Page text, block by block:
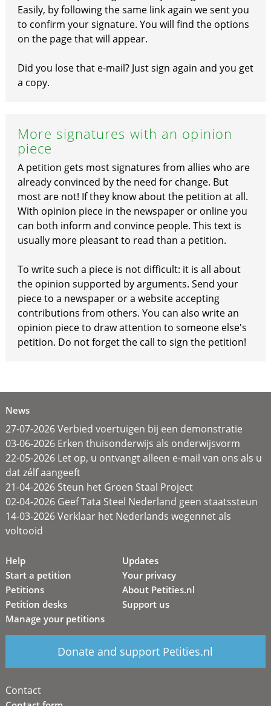
Easily, by following the same link again we sent you
to confirm your signature. You will find the options
on the page that will appear.
Did you lose that e-mail? Just sign again and you get
a copy.
More signatures with an opinion
piece
A petition gets most signatures from allies who are
already convinced by the need for change. But
most are not! If they know about the petition at all.
With opinion piece in the newspaper or online you
can both inform and convince people. This text is
usually more pleasant to read than a petition.
To write such a piece is not difficult: it is all about
the opinion supported by arguments. Send your
piece to a newspaper or a website accepting
contributions from others. You can also write an
opinion piece to draw attention to someone else's
petition. Do not forget the call to sign the petition!
News
27-07-2026 Verbied voertuigen bij een demonstratie
03-06-2026 Erken thuisonderwijs als onderwijsvorm
22-05-2026 Let op, u ontvangt alleen e-mail van ons als u
dat zélf aangeeft
21-04-2026 Steun het Groen Staal Project
02-04-2026 Geef Tata Steel Nederland geen staatssteun
14-03-2026 Verklaar het Nederlands wegennet als
voltooid
Help
Start a petition
Petitions
Petition desks
Manage your petitions
Updates
Your privacy
About Petities.nl
Support us
Donate and support Petities.nl
Contact